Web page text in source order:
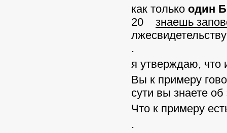
как только один
20 знаешь
.
я утверждаю, что
Вы к примеру
сути вы знаете об
Что к примеру
.